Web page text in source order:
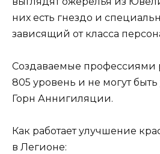
них есть гнездо и
зависящий от класса
Создаваемые
805 уровень и не могут
Горн Аннигиляции.
Как работает улучшение
в Легионе: